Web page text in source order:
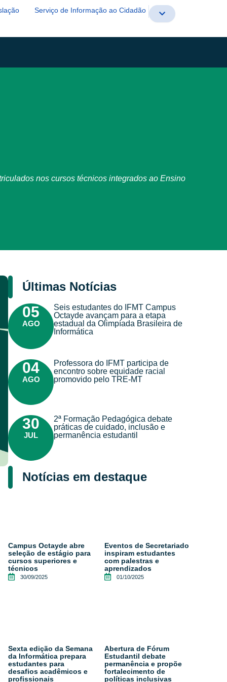
Serviço de Informação ao Cidadão
nos cursos técnicos integrados ao Ensino
Últimas Notícias
05
AGO
Seis estudantes do IFMT Campus
Octayde avançam para a etapa
estadual da Olimpíada Brasileira de
Informática
04
AGO
Professora do IFMT participa de
encontro sobre equidade racial
promovido pelo TRE-MT
30
JUL
2ª Formação Pedagógica debate
práticas de cuidado, inclusão e
permanência estudantil
Notícias em destaque
Campus Octayde abre
seleção de estágio para
cursos superiores e
técnicos
30/09/2025
Eventos de Secretariado
inspiram estudantes
com palestras e
aprendizados
01/10/2025
Sexta edição da Semana
da Informática prepara
estudantes para
desafios acadêmicos e
profissionais
Abertura de Fórum
Estudantil debate
permanência e propõe
fortalecimento de
políticas inclusivas